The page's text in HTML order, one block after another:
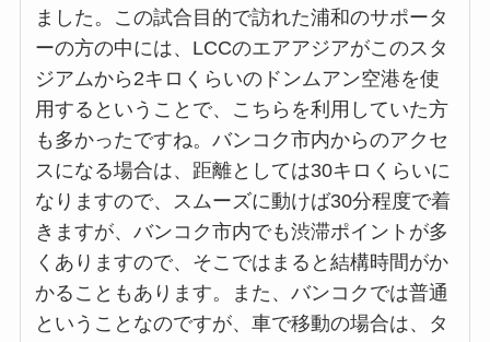
ました。この試合目的で訪れた浦和のサポータ
ーの方の中には、LCCのエアアジアがこのスタ
ジアムから2キロくらいのドンムアン空港を使
用するということで、こちらを利用していた方
も多かったですね。バンコク市内からのアクセ
スになる場合は、距離としては30キロくらいに
なりますので、スムーズに動けば30分程度で着
きますが、バンコク市内でも渋滞ポイントが多
くありますので、そこではまると結構時間がか
かることもあります。また、バンコクでは普通
ということなのですが、車で移動の場合は、タ